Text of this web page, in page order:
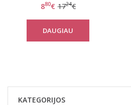
šortukai 12064309
880€ 1724€
DAUGIAU
KATEGORIJOS